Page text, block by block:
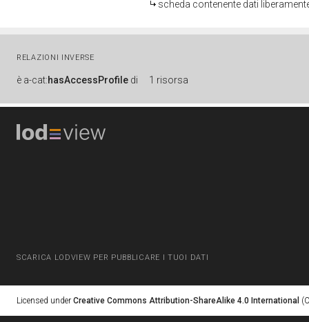
scheda contenente dati
RELAZIONI INVERSE
è a-cat:hasAccessProfile di 1 risorsa
SCARICA LODVIEW PER PUBBLICARE I TUOI DATI
Licensed under Creative Commons Attribution-ShareAlike 4.0 International